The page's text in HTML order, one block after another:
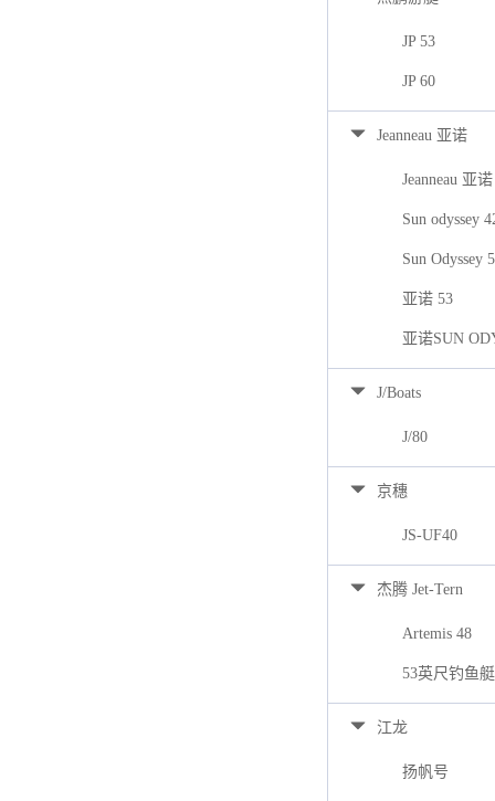
JP 53
JP 60
Jeanneau 亚诺
Jeanneau 亚
Sun odyssey
Sun Odyssey
亚诺 53
亚诺SUN
J/Boats
J/80
京穗
JS-UF40
杰腾 Jet-Tern
Artemis 48
53英尺钓鱼艇
江龙
扬帆号